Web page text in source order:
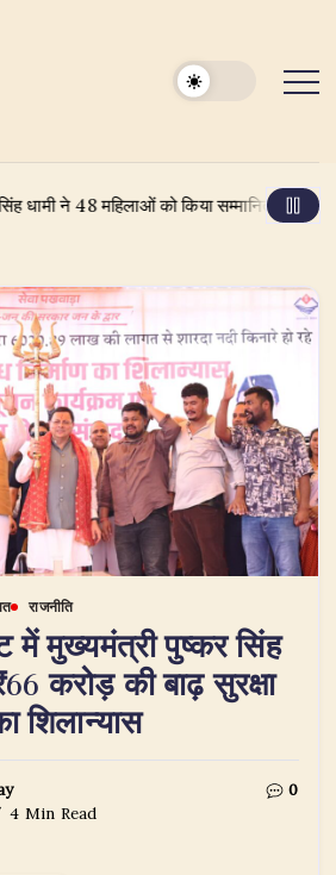
महिलाओं को किया सम्मानित August 8,
राजनीति
में मुख्यमंत्री पुष्कर सिंह
करोड़ की बाढ़ सुरक्षा
शिलान्यास
4 Min Read
0